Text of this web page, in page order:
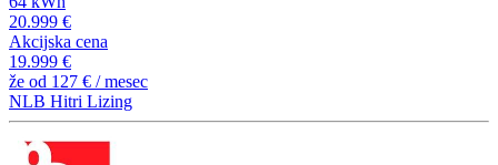
20.999 €
Akcijska cena
19.999 €
že od 127 € / mesec
NLB Hitri Lizing